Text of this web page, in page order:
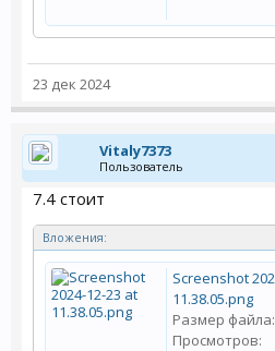
23 дек 2024
Vitaly7373
Пользователь
7.4 стоит
Вложения:
Screenshot
11.38.05.png
Размер файла:
Просмотров: